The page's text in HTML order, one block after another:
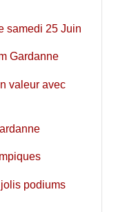
samedi 25 Juin
Gardanne
valeur avec
jolis podiums